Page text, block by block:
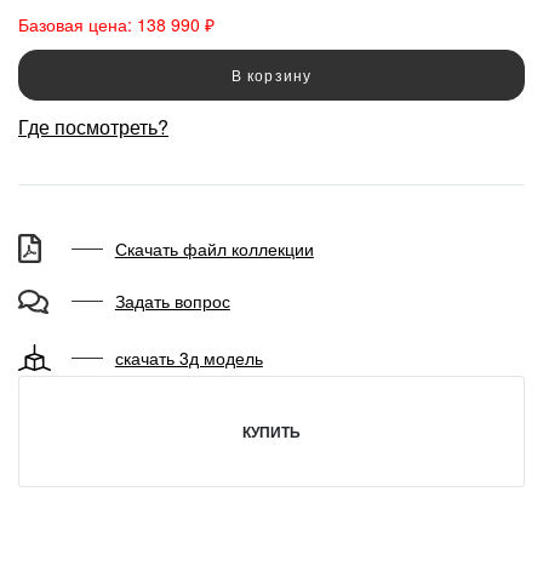
Базовая цена: 138 990 ₽
В корзину
Где посмотреть?
Скачать файл коллекции
Задать вопрос
скачать 3д модель
КУПИТЬ